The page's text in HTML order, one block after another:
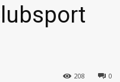
0
208